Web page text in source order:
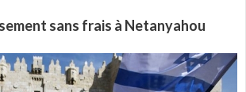
sans frais à Netanyahou